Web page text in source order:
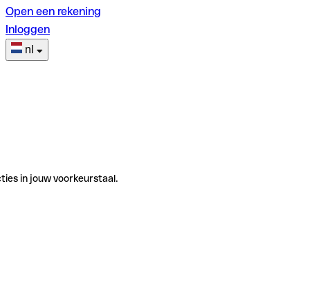
Open een rekening
Inloggen
nl
in jouw voorkeurstaal.